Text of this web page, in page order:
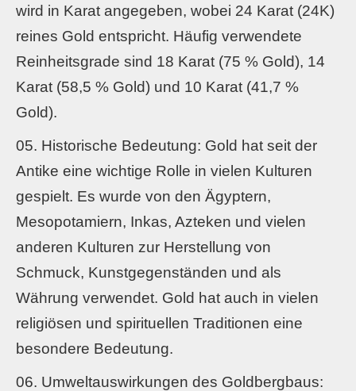
wird in Karat angegeben, wobei 24 Karat (24K)
reines Gold entspricht. Häufig verwendete
Reinheitsgrade sind 18 Karat (75 % Gold), 14
Karat (58,5 % Gold) und 10 Karat (41,7 %
Gold).
Historische Bedeutung: Gold hat seit der
Antike eine wichtige Rolle in vielen Kulturen
gespielt. Es wurde von den Ägyptern,
Mesopotamiern, Inkas, Azteken und vielen
anderen Kulturen zur Herstellung von
Schmuck, Kunstgegenständen und als
Währung verwendet. Gold hat auch in vielen
religiösen und spirituellen Traditionen eine
besondere Bedeutung.
Umweltauswirkungen des Goldbergbaus: